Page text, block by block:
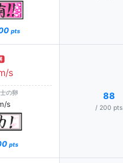
pts
s
の卵
s
pts
88
/ 200 pts